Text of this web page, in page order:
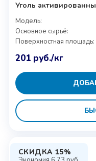
Уголь
Модель:
Основное сырьё:
Поверхностная площадь:
201 руб./кг
СКИДКА 15%